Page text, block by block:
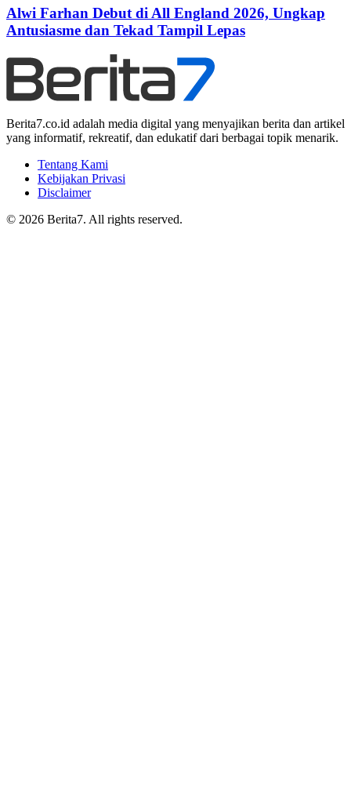
Alwi Farhan Debut di All England 2026, Ungkap
Antusiasme dan Tekad Tampil Lepas
Berita7.co.id adalah media digital yang menyajikan berita dan artikel
yang informatif, rekreatif, dan edukatif dari berbagai topik menarik.
Tentang Kami
Kebijakan Privasi
Disclaimer
© 2026 Berita7. All rights reserved.